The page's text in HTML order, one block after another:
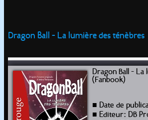
Dragon Ball - La lumière des ténèbres
Dragon Ball -
(Fanbook)
■ Date de
■ Editeur: DB